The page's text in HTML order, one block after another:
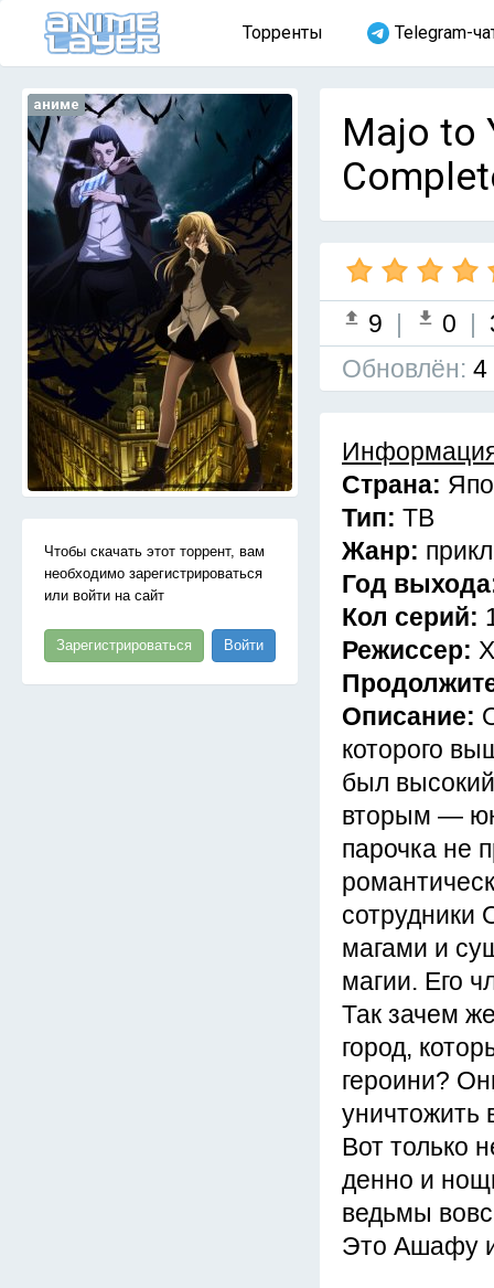
Торренты Telegram-
аниме
Чтобы скачать этот торрент, вам
необходимо зарегистрироваться
или войти на сайт
Зарегистрироваться Войти
Majo to
9 | 0 |
Обновлён: 4
Страна:
Тип: ТВ
Жанр:
Год
Кол серий:
Режиссер:
Описание:
которого
был
вторым —
парочка не
сотрудники
магами и
магии. Его
Так зачем
город,
героини?
уничтожить
Вот только
денно и
ведьмы
Это Ашафу